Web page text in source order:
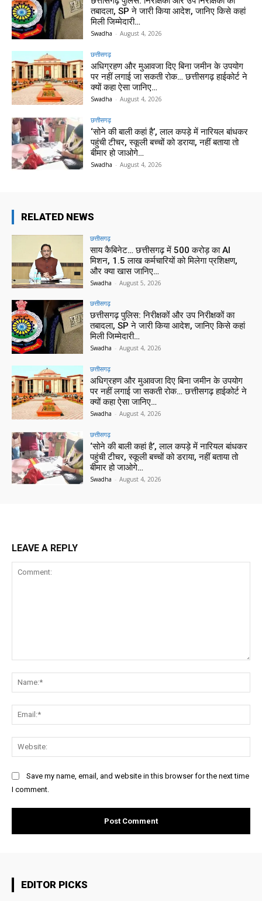
तबादला, SP ने जारी किया आदेश, जानिए किसे कहां
मिली जिम्मेदारी…
Swadha - August 4, 2026
छत्तीसगढ़
अधिग्रहण और मुआवजा दिए बिना जमीन के उपयोग
पर नहीं लगाई जा सकती रोक… छत्तीसगढ़ हाईकोर्ट ने
क्यों कहा ऐसा जानिए…
Swadha - August 4, 2026
छत्तीसगढ़
‘सोने की बाली कहां है’, लाल कपड़े में नारियल बांधकर
पहुंची टीचर, स्कूली बच्चों को डराया, नहीं बताया तो
बीमार हो जाओगे…
Swadha - August 4, 2026
RELATED NEWS
छत्तीसगढ़
साय कैबिनेट… छत्तीसगढ़ में 500 करोड़ का AI
मिशन, 1.5 लाख कर्मचारियों को मिलेगा प्रशिक्षण,
और क्या खास जानिए…
Swadha - August 5, 2026
छत्तीसगढ़
छत्तीसगढ़ पुलिस: निरीक्षकों और उप निरीक्षकों का
तबादला, SP ने जारी किया आदेश, जानिए किसे कहां
मिली जिम्मेदारी…
Swadha - August 4, 2026
छत्तीसगढ़
अधिग्रहण और मुआवजा दिए बिना जमीन के उपयोग
पर नहीं लगाई जा सकती रोक… छत्तीसगढ़ हाईकोर्ट ने
क्यों कहा ऐसा जानिए…
Swadha - August 4, 2026
छत्तीसगढ़
‘सोने की बाली कहां है’, लाल कपड़े में नारियल बांधकर
पहुंची टीचर, स्कूली बच्चों को डराया, नहीं बताया तो
बीमार हो जाओगे…
Swadha - August 4, 2026
LEAVE A REPLY
Save my name, email, and website in this browser for the next time
I comment.
EDITOR PICKS